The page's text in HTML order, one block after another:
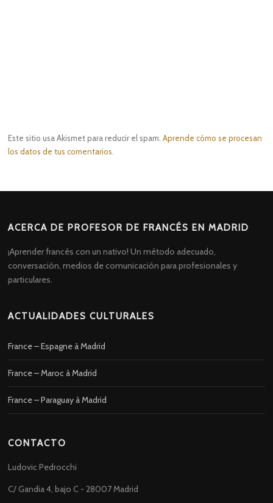
Este sitio usa Akismet para reducir el spam.Aprende cómo se procesan
los datos de tus comentarios.
ACERCA DE PROFESOR DE FRANCÉS EN MADRID
¡Aprender francés con un nativo! Un método adecuado,
conversación, medios de comunicación para profesionales y
particulares.
ACTUALIDADES CULTURALES
France – Espagne à Madrid
France – Maroc à Madrid
France – Paraguay à Madrid
CONTACTO
Ludovic Pedrocchi
C/ Gandia 4, bajo C - 28007 Madrid